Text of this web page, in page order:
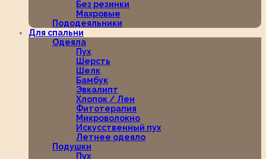
Без резинки
Махровые
Пододеяльники
Для спальни
Одеяла
Пух
Шерсть
Шелк
Бамбук
Эвкалипт
Хлопок / Лен
Фитотерапия
Микроволокно
Искусственный пух
Летнее одеяло
Подушки
Пух